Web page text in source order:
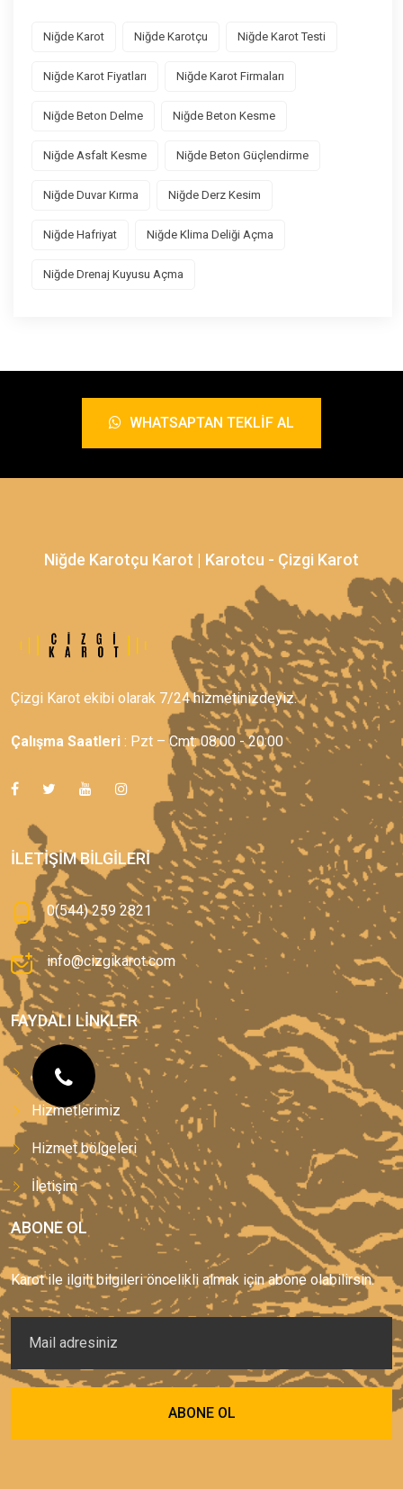
Niğde Karot Niğde Karotçu Niğde Karot Testi
Niğde Karot Fiyatları Niğde Karot Firmaları
Niğde Beton Delme Niğde Beton Kesme
Niğde Asfalt Kesme Niğde Beton Güçlendirme
Niğde Duvar Kırma Niğde Derz Kesim
Niğde Hafriyat Niğde Klima Deliği Açma
Niğde Drenaj Kuyusu Açma
WHATSAPTAN TEKLIF AL
Niğde Karotçu Karot | Karotcu - Çizgi Karot
Çizgi Karot ekibi olarak 7/24 hizmetinizdeyiz.
Çalışma Saatleri : Pzt – Cmt: 08:00 - 20:00
İLETIŞIM BILGILERI
0(544) 259 2821
info@cizgikarot.com
FAYDALI LINKLER
Anasayfa
Hizmetlerimiz
Hizmet bölgeleri
İletişim
ABONE OL
Karot ile ilgili bilgileri öncelikli almak için abone olabilirsin.